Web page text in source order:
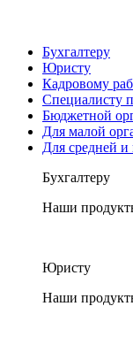
Бухгалтеру
Юристу
Кадровому
Специалисту
Бюджетной
Для малой
Для средней и
Бухгалтеру
Наши
Юристу
Наши